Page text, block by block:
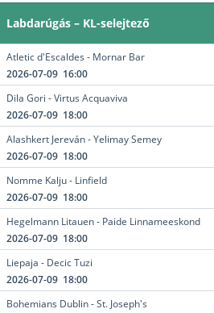
Labdarúgás – KL-selejtező
Atletic d'Escaldes - Mornar Bar
2026-07-09 16:00
Dila Gori - Virtus Acquaviva
2026-07-09 18:00
Alashkert Jereván - Yelimay Semey
2026-07-09 18:00
Nomme Kalju - Linfield
2026-07-09 18:00
Hegelmann Litauen - Paide Linnameeskond
2026-07-09 18:00
Liepaja - Decic Tuzi
2026-07-09 18:00
Bohemians Dublin - St. Joseph's